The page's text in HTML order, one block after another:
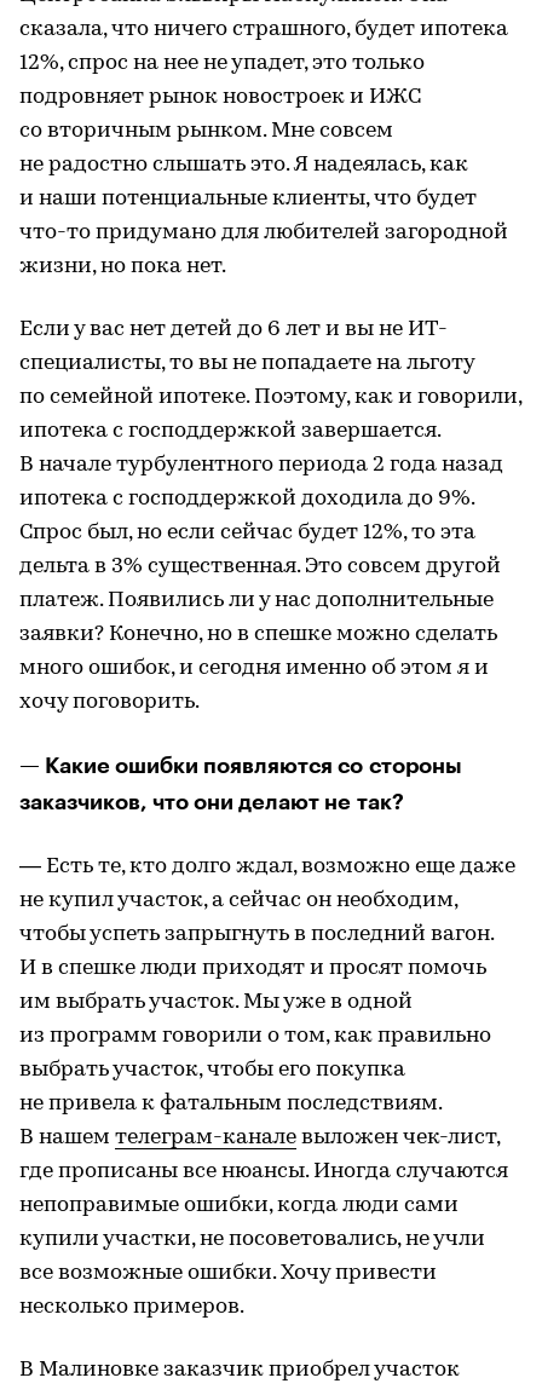
сказала, что ничего страшного, будет ипотека
12%, спрос на нее не упадет, это только
подровняет рынок новостроек и ИЖС
со вторичным рынком. Мне совсем
не радостно слышать это. Я надеялась, как
и наши потенциальные клиенты, что будет
что-то придумано для любителей загородной
жизни, но пока нет.
Если у вас нет детей до 6 лет и вы не ИТ-
специалисты, то вы не попадаете на льготу
по семейной ипотеке. Поэтому, как и говорили,
ипотека с господдержкой завершается.
В начале турбулентного периода 2 года назад
ипотека с господдержкой доходила до 9%.
Спрос был, но если сейчас будет 12%, то эта
дельта в 3% существенная. Это совсем другой
платеж. Появились ли у нас дополнительные
заявки? Конечно, но в спешке можно сделать
много ошибок, и сегодня именно об этом я и
хочу поговорить.
— Какие ошибки появляются со стороны
заказчиков, что они делают не так?
— Есть те, кто долго ждал, возможно еще даже
не купил участок, а сейчас он необходим,
чтобы успеть запрыгнуть в последний вагон.
И в спешке люди приходят и просят помочь
им выбрать участок. Мы уже в одной
из программ говорили о том, как правильно
выбрать участок, чтобы его покупка
не привела к фатальным последствиям.
В нашем телеграм-канале выложен чек-лист,
где прописаны все нюансы. Иногда случаются
непоправимые ошибки, когда люди сами
купили участки, не посоветовались, не учли
все возможные ошибки. Хочу привести
несколько примеров.
В Малиновке заказчик приобрел участок